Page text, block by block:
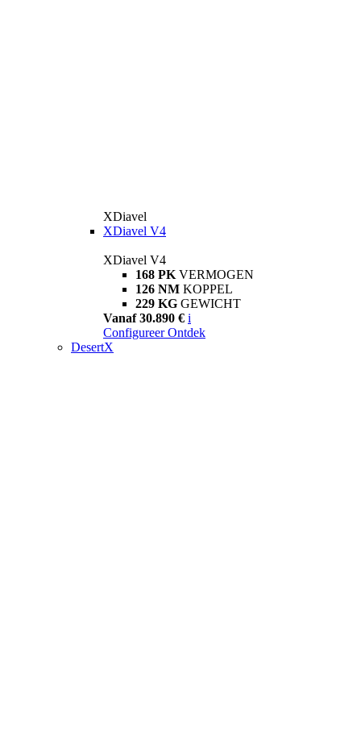
XDiavel
XDiavel V4
XDiavel V4
168 PK VERMOGEN
126 NM KOPPEL
229 KG GEWICHT
Vanaf 30.890 € i
Configureer Ontdek
DesertX